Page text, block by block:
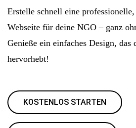
Erstelle schnell eine professionelle,
Webseite für deine NGO – ganz
Genieße ein einfaches Design, das
hervorhebt!
KOSTENLOS STARTEN